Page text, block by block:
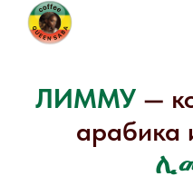
ЛИММУ—
арабика